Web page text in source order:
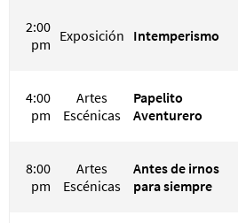
2:00
pm Exposición Intemperismo
4:00
pm
Artes
Escénicas
Papelito
Aventurero
8:00
pm
Artes
Escénicas
Antes de irnos
para siempre